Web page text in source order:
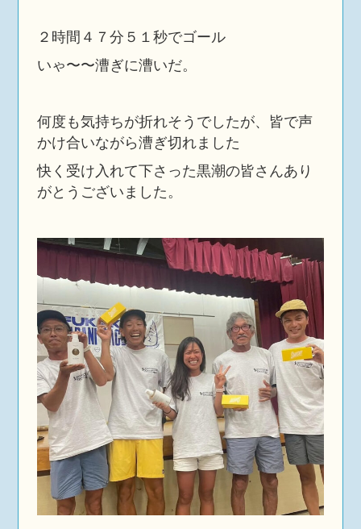
２時間４７分５１秒でゴール
いゃ〜〜漕ぎに漕いだ。
何度も気持ちが折れそうでしたが、皆で声
かけ合いながら漕ぎ切れました
快く受け入れて下さった黒潮の皆さんあり
がとうございました。